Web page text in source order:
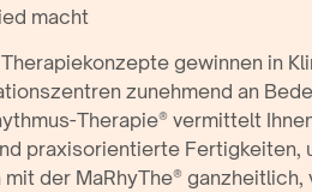
macht
gewinnen in
zunehmend an
Therapie® vermittelt
praxisorientierte Fertigkeiten,
mit der MaRhyThe®